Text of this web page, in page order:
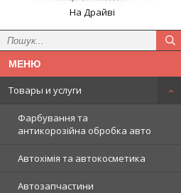
На Драйві
Товары и услуги
Фарбування та
антикорозійна обробка авто
Автохімія та автокосметика
Автозапчастини